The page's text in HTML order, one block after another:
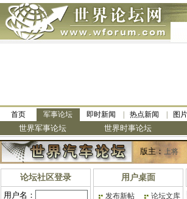
首页 军事论坛 即时新闻 热点新闻 图
世界军事论坛 世界时事论坛
版主：上将
论坛社区登录
用户名：
用户桌面
发布新帖
论坛文库